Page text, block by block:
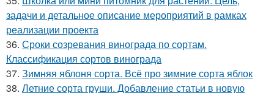
задачи и детальное описание мероприятий в рамках
реализации проекта
36. Сроки созревания винограда по сортам.
Классификация сортов винограда
37. Зимняя яблоня сорта. Всё про зимние сорта яблок
38. Летние сорта груши. Добавление статьи в новую